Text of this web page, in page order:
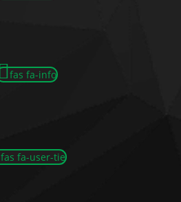
fas fa-info
fas fa-user-tie